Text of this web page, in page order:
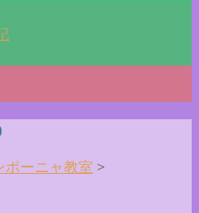
ポーニャ教室 >